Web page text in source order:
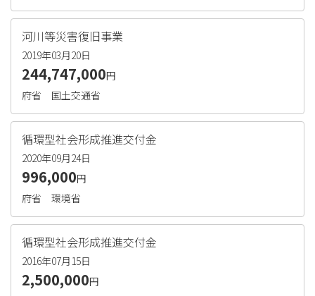
河川等災害復旧事業
2019年03月20日
244,747,000円
府省
国土交通省
循環型社会形成推進交付金
2020年09月24日
996,000円
府省
環境省
循環型社会形成推進交付金
2016年07月15日
2,500,000円